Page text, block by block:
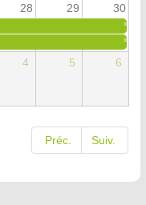
28 29 30
»
»
4 5 6
Préc. Suiv.